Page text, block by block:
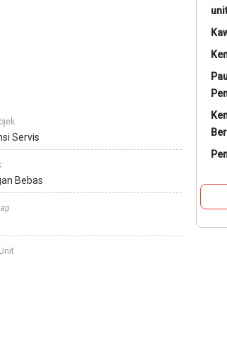
Servis
Bebas
unit